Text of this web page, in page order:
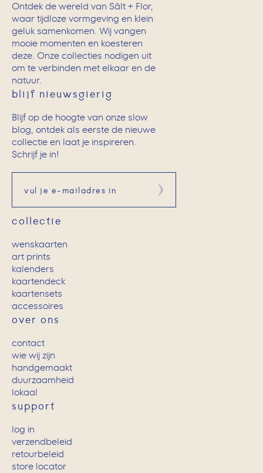
Ontdek de wereld van Sâlt + Flor,
waar tijdloze vormgeving en klein
geluk samenkomen. Wij vangen
mooie momenten en koesteren
deze. Onze collecties nodigen uit
om te verbinden met elkaar en de
natuur.
blijf nieuwsgierig
Blijf op de hoogte van onze slow
blog, ontdek als eerste de nieuwe
collectie en laat je inspireren.
Schrijf je in!
Aanmelden
collectie
wenskaarten
art prints
kalenders
kaartendeck
kaartensets
accessoires
over ons
contact
wie wij zijn
handgemaakt
duurzaamheid
lokaal
support
log in
verzendbeleid
retourbeleid
store locator